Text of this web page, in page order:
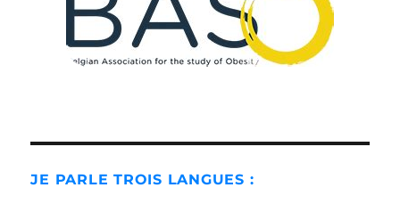
JE PARLE TROIS LANGUES :